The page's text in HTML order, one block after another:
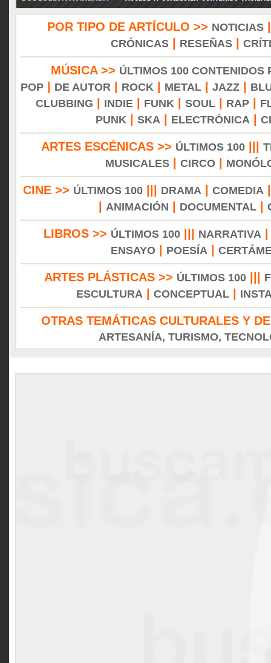
POR TIPO DE ARTÍCULO >> NOTICIAS
CRÓNICAS| RESEÑAS|
MÚSICA >> ÚLTIMOS 100 CONTENIDOS
POP| DE AUTOR ROCK METAL| JAZZ|
CLUBBING
INDIE| FUNK SOUL| RAP|
PUNK
SKA ELECTRÓNICA
ARTES ESCÉNICAS >> ÚLTIMOS 100
MUSICALES
CIRCO
CINE >> ÚLTIMOS 100||| DRAMA COMEDIA
ANIMACIÓN DOCUMENTAL|
LIBROS >> ÚLTIMOS 100 NARRATIVA
ENSAYO| POESÍA
ARTES PLÁSTICAS >> ÚLTIMOS 100|||
ESCULTURA
CONCEPTUAL
OTRAS TEMÁTICAS CULTURALES Y
ARTESANÍA, TURISMO,